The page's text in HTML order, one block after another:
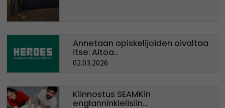
Annetaan opiskelijoiden oivaltaa
itse: Aitoa...
02.03.2026
Kiinnostus SEAMKin
englanninkielisiin...